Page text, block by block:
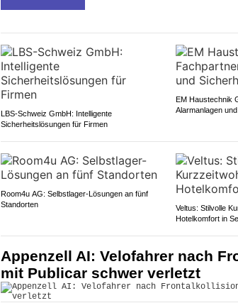
LBS-Schweiz GmbH: Intelligente
Sicherheitslösungen für Firmen
EM Haustechnik
Alarmanlagen
Room4u AG: Selbstlager-Lösungen an fünf
Standorten
Veltus: Stilvolle
Hotelkomfort in
Appenzell AI: Velofahrer nach
mit Publicar schwer verletzt